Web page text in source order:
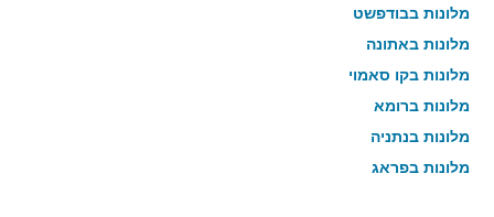
מלונות בבודפשט
מלונות באתונה
מלונות בקו סאמוי
מלונות ברומא
מלונות בנתניה
מלונות בפראג